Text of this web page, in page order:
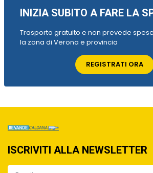
INIZIA SUBITO A FARE LA
Trasporto gratuito e non prevede
la zona di Verona e provincia
REGISTRATI ORA
ISCRIVITI ALLA NEWSLETTER